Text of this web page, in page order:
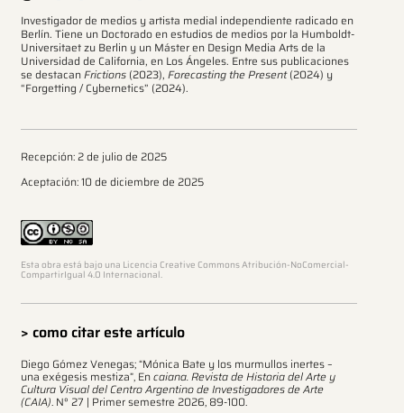
Investigador de medios y artista medial independiente radicado en
Berlín. Tiene un Doctorado en estudios de medios por la Humboldt-
Universitaet zu Berlin y un Máster en Design Media Arts de la
Universidad de California, en Los Ángeles. Entre sus publicaciones
se destacanFrictions (2023), Forecasting the Present(2024) y
“Forgetting / Cybernetics” (2024).
Recepción: 2 de julio de 2025
Aceptación: 10 de diciembre de 2025
Esta obra está bajo una Licencia Creative Commons Atribución-NoComercial-
CompartirIgual 4.0 Internacional.
> como citar este artículo
Diego Gómez Venegas; “Mónica Bate y los murmullos inertes –
una exégesis mestiza”, Encaiana. Revista de Historia del Arte y
Cultura Visual del Centro Argentino de Investigadores de Arte
(CAIA). N° 27 | Primer semestre 2026, 89-100.